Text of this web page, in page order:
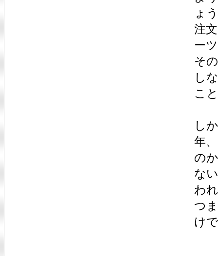
ょ
注
ー
そ
し
こ
し
年
の
な
わ
つ
け